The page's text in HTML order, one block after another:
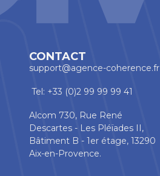
CONTACT
support@agence-coherence.fr
Tel: +33 (0)2 99 99 99 41
Alcom 730, Rue René
Descartes - Les Pléïades II,
Bâtiment B - 1er étage, 13290
Aix-en-Provence.